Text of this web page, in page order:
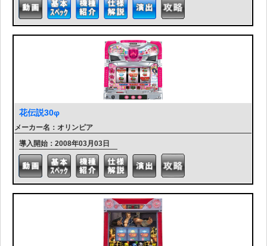
花伝説30φ
メーカー名：オリンピア
導入開始：2008年03月03日